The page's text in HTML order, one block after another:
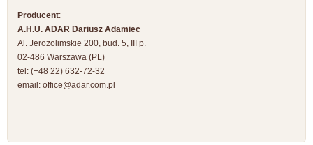
Producent:
A.H.U. ADAR Dariusz Adamiec
Al. Jerozolimskie 200, bud. 5, III p.
02-486 Warszawa (PL)
tel: (+48 22) 632-72-32
email: office@adar.com.pl